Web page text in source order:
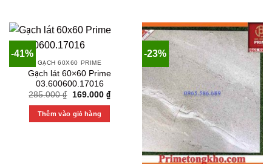
-41%
GẠCH 60X60 PRIME
Gạch lát 60×60 Prime
03.600600.17016
285.000₫
Original
was:
285.000 ₫.
169.000 ₫Current
price
169.000 ₫.
Thêm vào giỏ hàng
-23%